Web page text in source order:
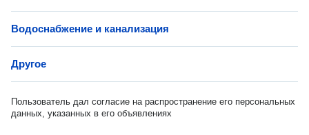
Водоснабжение и канализация
Другое
Пользователь дал согласие на распространение его персональных
данных, указанных в его объявлениях